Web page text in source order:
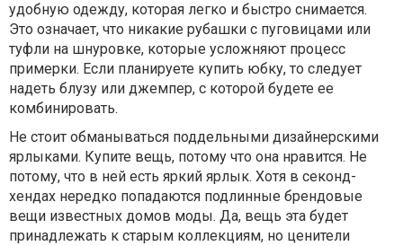
удобную одежду, которая легко и быстро снимается.
Это означает, что никакие рубашки с пуговицами или
туфли на шнуровке, которые усложняют процесс
примерки. Если планируете купить юбку, то следует
надеть блузу или джемпер, с которой будете ее
комбинировать.
Не стоит обманываться поддельными дизайнерскими
ярлыками. Купите вещь, потому что она нравится. Не
потому, что в ней есть яркий ярлык. Хотя в секонд-
хендах нередко попадаются подлинные брендовые
вещи известных домов моды. Да, вещь эта будет
принадлежать к старым коллекциям, но ценители